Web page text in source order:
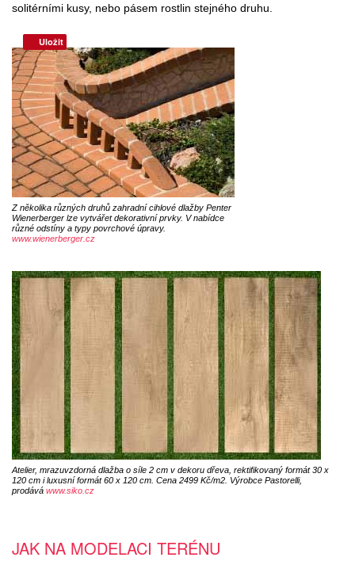
solitérními kusy, nebo pásem rostlin stejného druhu.
Z několika různých druhů zahradní cihlové dlažby Penter
Wienerberger lze vytvářet dekorativní prvky. V nabídce
různé odstíny a typy povrchové úpravy.
www.wienerberger.cz
Atelier, mrazuvzdorná dlažba o síle 2 cm v dekoru dřeva, rektifikovaný formát 30 x
120 cm i luxusní formát 60 x 120 cm. Cena 2499 Kč/m2. Výrobce Pastorelli,
prodává www.siko.cz
JAK NA MODELACI TERÉNU
Uložit